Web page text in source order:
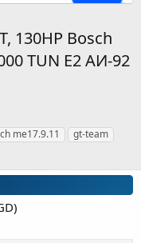
130HP Bosch
TUN E2 АИ-92
me17.9.11
gt-team